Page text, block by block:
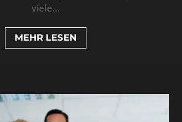
viele...
MEHR LESEN